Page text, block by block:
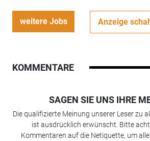
weitere Jobs Anzeige
KOMMENTARE
SAGEN SIE UNS IHRE
Die qualifizierte Meinung unserer Leser zu
ist ausdrücklich erwünscht. Bitte
Kommentaren auf die Netiquette, um